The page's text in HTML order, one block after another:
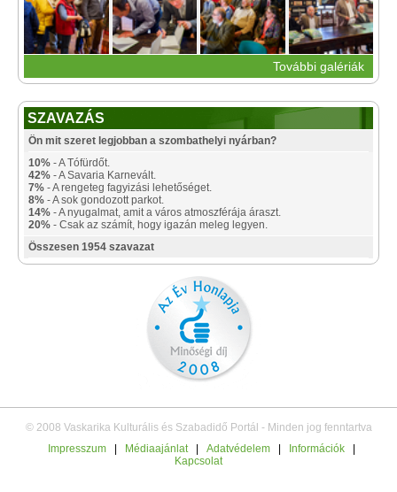
További galériák
SZAVAZÁS
Ön mit szeret legjobban a szombathelyi nyárban?
10% - A Tófürdőt.
42% - A Savaria Karnevált.
7% - A rengeteg fagyizási lehetőséget.
8% - A sok gondozott parkot.
14% - A nyugalmat, amit a város atmoszférája áraszt.
20% - Csak az számít, hogy igazán meleg legyen.
Összesen 1954 szavazat
© 2008 Vaskarika Kulturális és Szabadidő Portál - Minden jog fenntartva
Impresszum
Médiaajánlat Adatvédelem Információk
Kapcsolat